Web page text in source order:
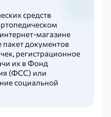
средств
магазине
пакет документов
регистрационное
их в Фонд
(ФСС) или
социальной